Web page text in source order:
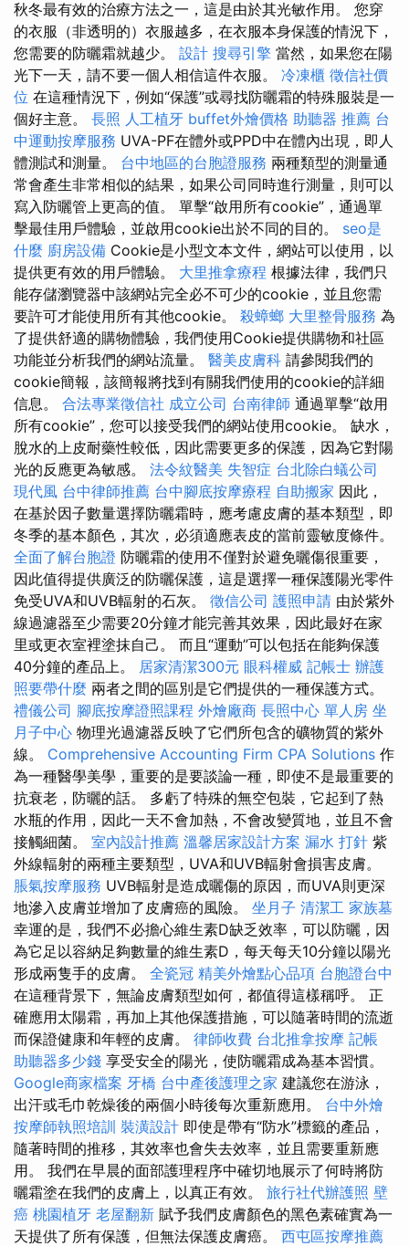
秋冬最有效的治療方法之一，這是由於其光敏作用。 您穿
的衣服（非透明的）衣服越多，在衣服本身保護的情況下，
您需要的防曬霜就越少。 設計 搜尋引擎 當然，如果您在陽
光下一天，請不要一個人相信這件衣服。 冷凍櫃 徵信社價
位 在這種情況下，例如“保護”或尋找防曬霜的特殊服裝是一
個好主意。 長照 人工植牙 buffet外燴價格 助聽器 推薦 台
中運動按摩服務 UVA-PF在體外或PPD中在體內出現，即​​人
體測試和測量。 台中地區的台胞證服務 兩種類型的測量通
常會產生非常相似的結果，如果公司同時進行測量，則可以
寫入防曬管上更高的值。 單擊“啟用所有cookie”，通過單
擊最佳用戶體驗，並啟用cookie出於不同的目的。 seo是
什麼 廚房設備 Cookie是小型文本文件，網站可以使用，以
提供更有效的用戶體驗。 大里推拿療程 根據法律，我們只
能存儲瀏覽器中該網站完全必不可少的cookie，並且您需
要許可才能使用所有其他cookie。 殺蟑螂 大里整骨服務 為
了提供舒適的購物體驗，我們使用Cookie提供購物和社區
功能並分析我們的網站流量。 醫美皮膚科 請參閱我們的
cookie簡報，該簡報將找到有關我們使用的cookie的詳細
信息。 合法專業徵信社 成立公司 台南律師 通過單擊“啟用
所有cookie”，您可以接受我們的網站使用cookie。 缺水，
脫水的上皮耐藥性較低，因此需要更多的保護，因為它對陽
光的反應更為敏感。 法令紋醫美 失智症 台北除白蟻公司
現代風 台中律師推薦 台中腳底按摩療程 自助搬家 因此，
在基於因子數量選擇防曬霜時，應考慮皮膚的基本類型，即
冬季的基本顏色，其次，必須適應表皮的當前靈敏度條件。
全面了解台胞證 防曬霜的使用不僅對於避免曬傷很重要，
因此值得提供廣泛的防曬保護，這是選擇一種保護陽光零件
免受UVA和UVB輻射的石灰。 徵信公司 護照申請 由於紫外
線過濾器至少需要20分鐘才能完善其效果，因此最好在家
里或更衣室裡塗抹自己。 而且“運動”可以包括在能夠保護
40分鐘的產品上。 居家清潔300元 眼科權威 記帳士 辦護
照要帶什麼 兩者之間的區別是它們提供的一種保護方式。
禮儀公司 腳底按摩證照課程 外燴廠商 長照中心 單人房 坐
月子中心 物理光過濾器反映了它們所包含的礦物質的紫外
線。 Comprehensive Accounting Firm CPA Solutions 作
為一種醫學美學，重要的是要談論一種，即使不是最重要的
抗衰老，防曬的話。 多虧了特殊的無空包裝，它起到了熱
水瓶的作用，因此一天不會加熱，不會改變質地，並且不會
接觸細菌。 室內設計推薦 溫馨居家設計方案 漏水 打針 紫
外線輻射的兩種主要類型，UVA和UVB輻射會損害皮膚。
脹氣按摩服務 UVB輻射是造成曬傷的原因，而UVA則更深
地滲入皮膚並增加了皮膚癌的風險。 坐月子 清潔工 家族墓
幸運的是，我們不必擔心維生素D缺乏效率，可以防曬，因
為它足以容納足夠數量的維生素D，每天每天10分鐘以陽光
形成兩隻手的皮膚。 全瓷冠 精美外燴點心品項 台胞證台中
在這種背景下，無論皮膚類型如何，都值得這樣稱呼。 正
確應用太陽霜，再加上其他保護措施，可以隨著時間的流逝
而保證健康和年輕的皮膚。 律師收費 台北推拿按摩 記帳
助聽器多少錢 享受安全的陽光，使防曬霜成為基本習慣。
Google商家檔案 牙橋 台中產後護理之家 建議您在游泳，
出汗或毛巾乾燥後的兩個小時後每次重新應用。 台中外燴
按摩師執照培訓 裝潢設計 即使是帶有“防水”標籤的產品，
隨著時間的推移，其效率也會失去效率，並且需要重新應
用。 我們在早晨的面部護理程序中確切地展示了何時將防
曬霜塗在我們的皮膚上，以真正有效。 旅行社代辦護照 壁
癌 桃園植牙 老屋翻新 賦予我們皮膚顏色的黑色素確實為一
天提供了所有保護，但無法保護皮膚癌。 西屯區按摩推薦